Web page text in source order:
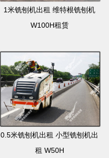
1米铣刨机出租 维特根铣刨机
W100H租赁
0.5米铣刨机出租 小型铣刨机出
租 W50H